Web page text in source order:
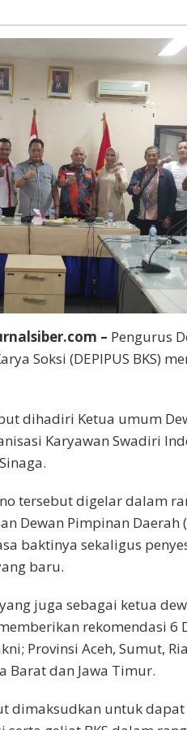
– Pengurus
Soksi (DEPIPUS BKS)
dihadiri Ketua umum
Karyawan Swadiri
tersebut digelar dalam
Dewan Pimpinan Daerah
baktinya sekaligus
baru.
juga sebagai ketua
rekomendasi 6
Provinsi Aceh, Sumut,
Barat dan Jawa Timur.
dimaksudkan untuk